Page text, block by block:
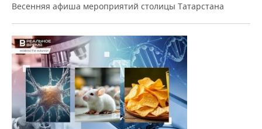
Весенняя афиша мероприятий столицы Татарстана